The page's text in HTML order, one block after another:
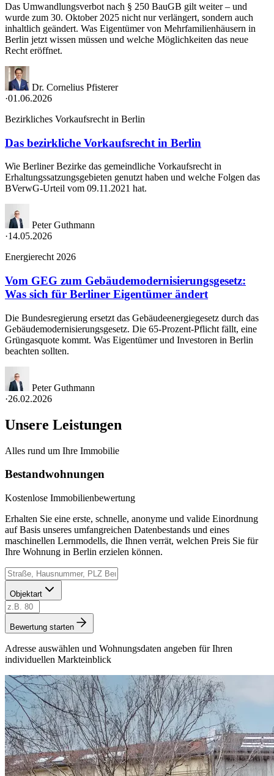
Das Umwandlungsverbot nach § 250 BauGB gilt weiter – und
wurde zum 30. Oktober 2025 nicht nur verlängert, sondern auch
inhaltlich geändert. Was Eigentümer von Mehrfamilienhäusern in
Berlin jetzt wissen müssen und welche Möglichkeiten das neue
Recht eröffnet.
Dr. Cornelius Pfisterer
·01.06.2026
Bezirkliches Vorkaufsrecht in Berlin
Das bezirkliche Vorkaufsrecht in Berlin
Wie Berliner Bezirke das gemeindliche Vorkaufsrecht in
Erhaltungssatzungsgebieten genutzt haben und welche Folgen das
BVerwG-Urteil vom 09.11.2021 hat.
Peter Guthmann
·14.05.2026
Energierecht 2026
Vom GEG zum Gebäudemodernisierungsgesetz:
Was sich für Berliner Eigentümer ändert
Die Bundesregierung ersetzt das Gebäudeenergiegesetz durch das
Gebäudemodernisierungsgesetz. Die 65-Prozent-Pflicht fällt, eine
Grüngasquote kommt. Was Eigentümer und Investoren in Berlin
beachten sollten.
Peter Guthmann
·26.02.2026
Unsere Leistungen
Alles rund um Ihre Immobilie
Bestandwohnungen
Kostenlose Immobilienbewertung
Erhalten Sie eine erste, schnelle, anonyme und valide Einordnung
auf Basis unseres umfangreichen Datenbestands und eines
maschinellen Lernmodells, die Ihnen verrät, welchen Preis Sie für
Ihre Wohnung in Berlin erzielen können.
Objektart
Bewertung starten
Adresse auswählen und Wohnungsdaten angeben für Ihren
individuellen Markteinblick